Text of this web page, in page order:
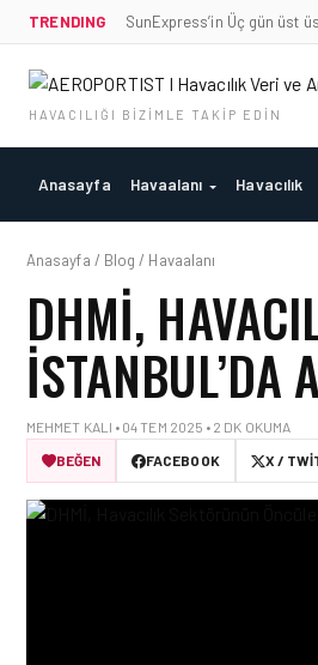
TRENDING SunExpress’in Üç gün üst
HAVACILIĞI BIZIMLE TAKIP EDIN
Anasayfa Havaalanı Havacılık
Anasayfa / Blog / Havaalanı
DHMİ,
İSTANBUL’DA
MEHMET KALI • 04 TEM 2025 • 2 DK OKUMA
BEĞEN
FACEBOOK X /